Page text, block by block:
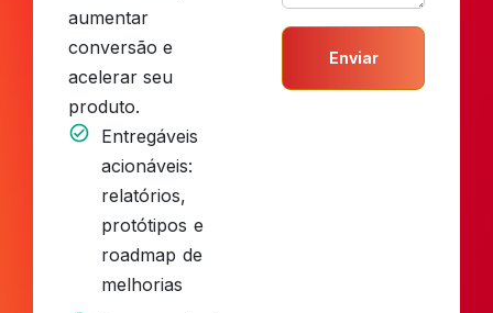
aumentar
conversão e
acelerar seu
produto.
Entregáveis
acionáveis:
relatórios,
protótipos e
roadmap de
melhorias
Enviar